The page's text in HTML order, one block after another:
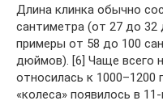
Длина клинка обычно
сантиметра (от 27 до
примеры от 58 до 100
дюймов). [6] Чаще всего
относилась к 1000–1200
«колеса» появилось в